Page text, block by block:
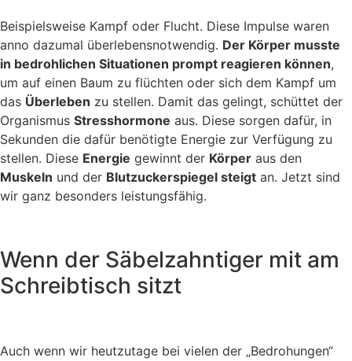
Beispielsweise Kampf oder Flucht. Diese Impulse waren
anno dazumal überlebensnotwendig. Der Körper musste
in bedrohlichen Situationen prompt reagieren können,
um auf einen Baum zu flüchten oder sich dem Kampf um
das Überleben zu stellen. Damit das gelingt, schüttet der
Organismus Stresshormone aus. Diese sorgen dafür, in
Sekunden die dafür benötigte Energie zur Verfügung zu
stellen. Diese Energie gewinnt der Körper aus den
Muskeln und der Blutzuckerspiegel steigt an. Jetzt sind
wir ganz besonders leistungsfähig.
Wenn der Säbelzahntiger mit am
Schreibtisch sitzt
Auch wenn wir heutzutage bei vielen der „Bedrohungen“